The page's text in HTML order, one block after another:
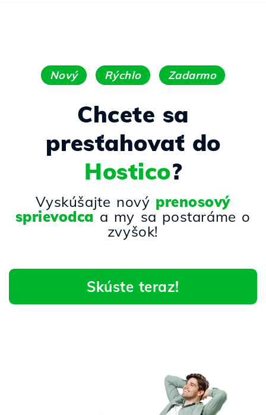
Nový Rýchlo Zadarmo
Chcete sa
presťahovať do
Hostico?
Vyskúšajte nový prenosový
sprievodca a my sa postaráme o
zvyšok!
Skúste teraz!